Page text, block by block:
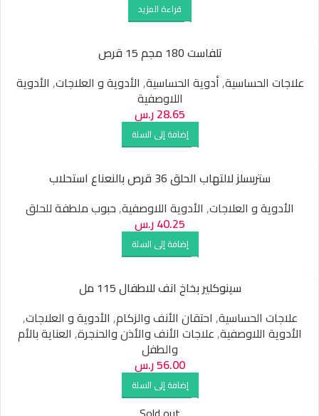
قراءة المزيد
تلفاست 180 مجم 15 قرص
علاجات الحساسية,أدوية الحساسية, الأدوية و العلاجات, الأدوية
اللاوصفية
28.65ر.س
إضافة إلى السلة
ستربسلز لالتهاب الحلق 36 قرص بالنعناع استحلاب
الأدوية و العلاجات, الأدوية اللاوصفية,حبوب ملطفة للحلق
40.25ر.س
إضافة إلى السلة
سينوكلير بخاخ انف للاطفال 115 مل
علاجات الحساسية, احتقان الأنف والزكام, الأدوية و العلاجات,
الأدوية اللاوصفية,علاجات الأنف والأذن والحنجرة, العناية بالأم
والطفل
56.00ر.س
إضافة إلى السلة